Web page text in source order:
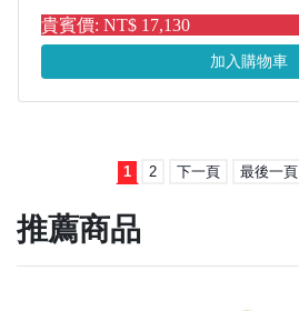
貴賓價: NT$ 17,130
加入購物車
1 2 下一頁 最後一頁
推薦商品